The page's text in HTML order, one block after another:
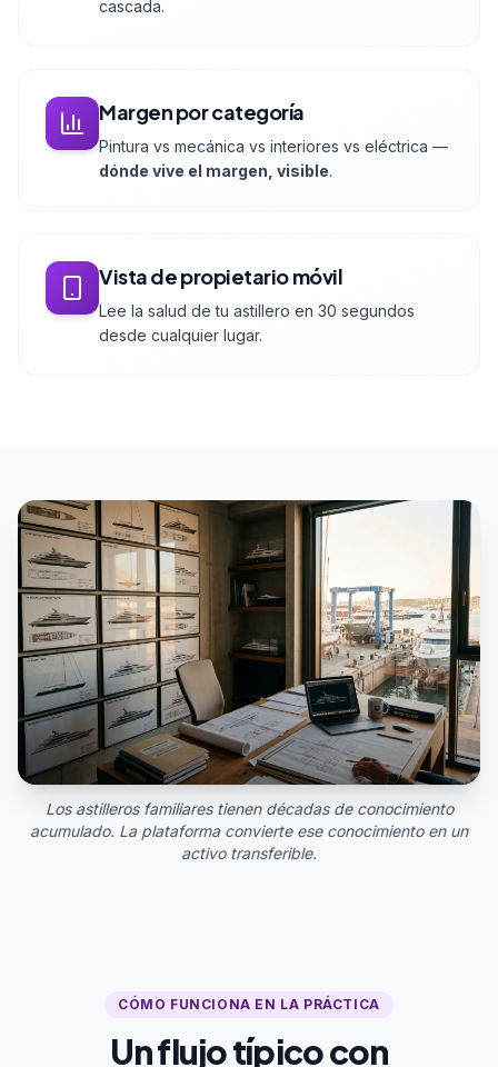
cascada.
Margen por categoría
Pintura vs mecánica vs interiores vs eléctrica —
dónde vive el margen, visible.
Vista de propietario móvil
Lee la salud de tu astillero en 30 segundos
desde cualquier lugar.
Los astilleros familiares tienen décadas de conocimiento
acumulado. La plataforma convierte ese conocimiento en un
activo transferible.
CÓMO FUNCIONA EN LA PRÁCTICA
Un flujo típico con